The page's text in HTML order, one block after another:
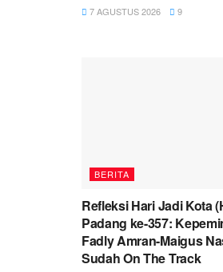
7 AGUSTUS 2026 9
BERITA
Refleksi Hari Jadi Kota
Padang ke-357:
Fadly Amran-Maigus
Sudah On The Track